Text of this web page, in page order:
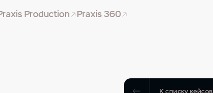
Production Praxis 360
К списку кейсов